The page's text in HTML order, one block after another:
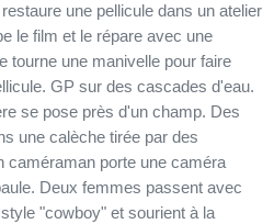
une pellicule dans un atelier
le film et le répare avec une
tourne une manivelle pour faire
GP sur des cascades d'eau.
se pose près d'un champ. Des
une calèche tirée par des
caméraman porte une caméra
Deux femmes passent avec
"cowboy" et sourient à la